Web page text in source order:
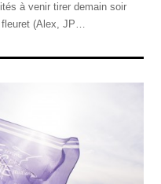
à venir tirer demain soir
fleuret (Alex, JP…